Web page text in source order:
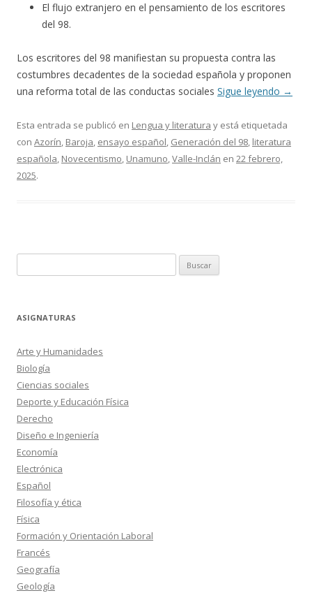
El flujo extranjero en el pensamiento de los escritores
del 98.
Los escritores del 98 manifiestan su propuesta contra las
costumbres decadentes de la sociedad española y proponen
una reforma total de las conductas sociales Sigue leyendo →
Esta entrada se publicó en Lengua y literatura y está etiquetada
con Azorín, Baroja, ensayo español, Generación del 98, literatura
española, Novecentismo, Unamuno,Valle-Inclán en 22 febrero,
2025.
ASIGNATURAS
Arte y Humanidades
Biología
Ciencias sociales
Deporte y Educación Física
Derecho
Diseño e Ingeniería
Economía
Electrónica
Español
Filosofía y ética
Física
Formación y Orientación Laboral
Francés
Geografía
Geología